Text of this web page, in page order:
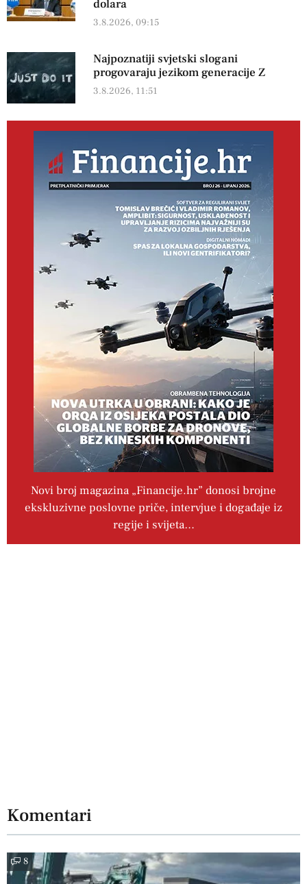
dolara
3.8.2026, 09:15
Najpoznatiji svjetski slogani
progovaraju jezikom generacije Z
3.8.2026, 11:51
Novi broj magazina „Financije.hr” donosi brojne
ekskluzivne poslovne priče, intervjue i događaje iz
regije i svijeta…
Komentari
8